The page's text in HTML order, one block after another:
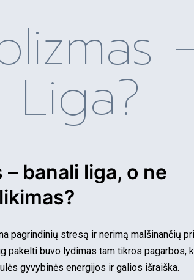
Liga?
banali liga, o ne
pagrindinių stresą ir nerimą malšinančių
pakelti buvo lydimas tam tikros pagarbos,
gyvybinės energijos ir galios išraiška.